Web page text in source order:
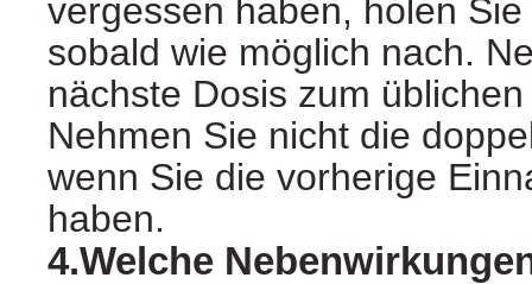
vergessen haben, holen
sobald wie möglich nach.
nächste Dosis zum
Nehmen Sie nicht die
wenn Sie die vorherige
haben.
4.Welche